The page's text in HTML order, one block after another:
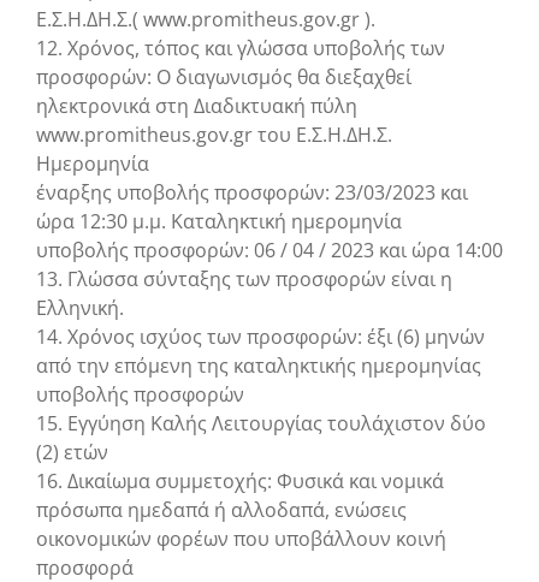
Ε.Σ.Η.ΔΗ.Σ.( www.promitheus.gov.gr ).
12. Χρόνος, τόπος και γλώσσα υποβολής των
προσφορών: Ο διαγωνισμός θα διεξαχθεί
ηλεκτρονικά στη Διαδικτυακή πύλη
www.promitheus.gov.gr του Ε.Σ.Η.ΔΗ.Σ.
Ημερομηνία
έναρξης υποβολής προσφορών: 23/03/2023 και
ώρα 12:30 μ.μ. Καταληκτική ημερομηνία
υποβολής προσφορών: 06 / 04 / 2023 και ώρα 14:00
13. Γλώσσα σύνταξης των προσφορών είναι η
Ελληνική.
14. Χρόνος ισχύος των προσφορών: έξι (6) μηνών
από την επόμενη της καταληκτικής ημερομηνίας
υποβολής προσφορών
15. Εγγύηση Καλής Λειτουργίας τουλάχιστον δύο
(2) ετών
16. Δικαίωμα συμμετοχής: Φυσικά και νομικά
πρόσωπα ημεδαπά ή αλλοδαπά, ενώσεις
οικονομικών φορέων που υποβάλλουν κοινή
προσφορά